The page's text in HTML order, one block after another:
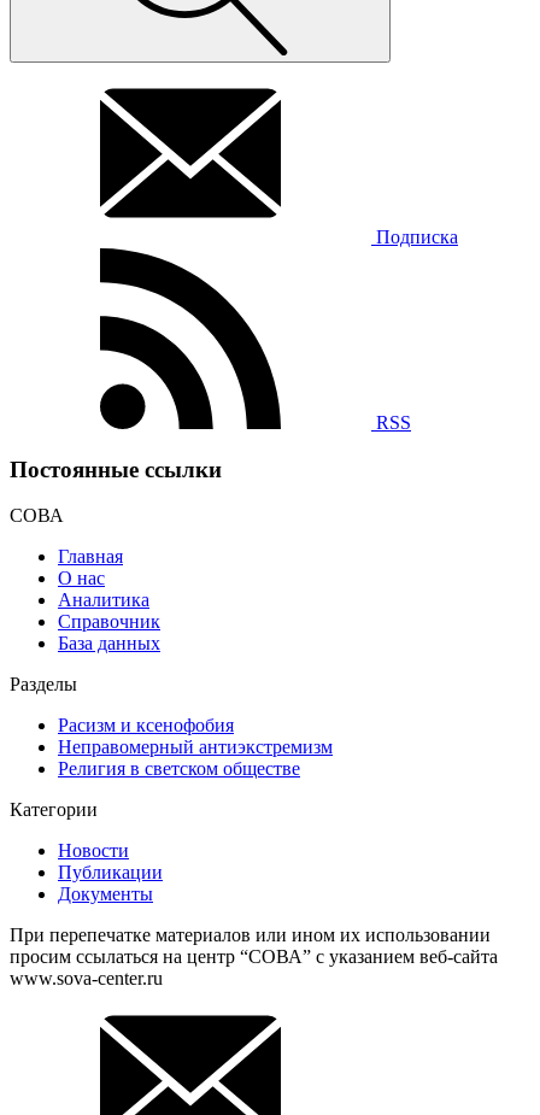
Подписка
RSS
Постоянные ссылки
СОВА
Главная
О нас
Аналитика
Справочник
База данных
Разделы
Расизм и ксенофобия
Неправомерный антиэкстремизм
Религия в светском обществе
Категории
Новости
Публикации
Документы
При перепечатке материалов или ином их использовании
просим ссылаться на центр “СОВА” с указанием веб-сайта
www.sova-center.ru